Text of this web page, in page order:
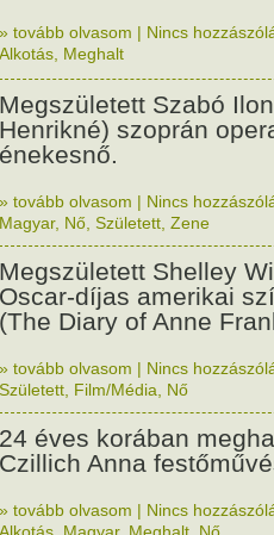
» tovább olvasom | Nincs
Alkotás Meghalt
Megszületett Szabó
Henrikné) szoprán
énekesnő.
» tovább olvasom | Nincs
Magyar, Nő Született Zene
Megszületett Shelley
Oscar-díjas amerikai
(The Diary of Anne
» tovább olvasom | Nincs
Született Film/Média Nő
24 éves korában
Czillich Anna
» tovább olvasom | Nincs